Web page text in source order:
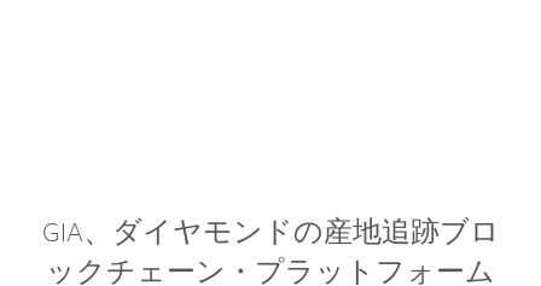
GIA、ダイヤモンドの産地追跡ブロ
ックチェーン・プラットフォーム